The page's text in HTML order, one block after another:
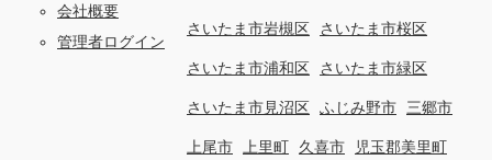
会社概要
管理者ログイン
さいたま市岩槻区 さいたま市桜区
さいたま市浦和区 さいたま市緑区
さいたま市見沼区 ふじみ野市 三郷市
上尾市 上里町 久喜市 児玉郡美里町